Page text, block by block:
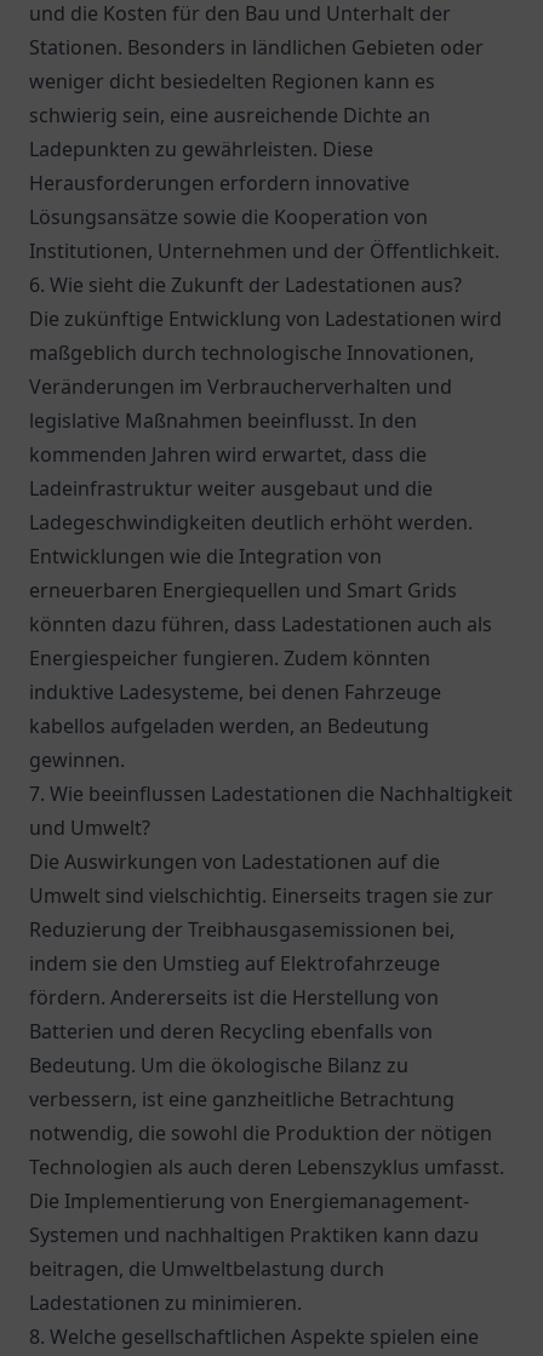
und die Kosten für den Bau und Unterhalt der
Stationen. Besonders in ländlichen Gebieten oder
weniger dicht besiedelten Regionen kann es
schwierig sein, eine ausreichende Dichte an
Ladepunkten zu gewährleisten. Diese
Herausforderungen erfordern innovative
Lösungsansätze sowie die Kooperation von
Institutionen, Unternehmen und der Öffentlichkeit.
6. Wie sieht die Zukunft der Ladestationen aus?
Die zukünftige Entwicklung von Ladestationen wird
maßgeblich durch technologische Innovationen,
Veränderungen im Verbraucherverhalten und
legislative Maßnahmen beeinflusst. In den
kommenden Jahren wird erwartet, dass die
Ladeinfrastruktur weiter ausgebaut und die
Ladegeschwindigkeiten deutlich erhöht werden.
Entwicklungen wie die Integration von
erneuerbaren Energiequellen und Smart Grids
könnten dazu führen, dass Ladestationen auch als
Energiespeicher fungieren. Zudem könnten
induktive Ladesysteme, bei denen Fahrzeuge
kabellos aufgeladen werden, an Bedeutung
gewinnen.
7. Wie beeinflussen Ladestationen die Nachhaltigkeit
und Umwelt?
Die Auswirkungen von Ladestationen auf die
Umwelt sind vielschichtig. Einerseits tragen sie zur
Reduzierung der Treibhausgasemissionen bei,
indem sie den Umstieg auf Elektrofahrzeuge
fördern. Andererseits ist die Herstellung von
Batterien und deren Recycling ebenfalls von
Bedeutung. Um die ökologische Bilanz zu
verbessern, ist eine ganzheitliche Betrachtung
notwendig, die sowohl die Produktion der nötigen
Technologien als auch deren Lebenszyklus umfasst.
Die Implementierung von Energiemanagement-
Systemen und nachhaltigen Praktiken kann dazu
beitragen, die Umweltbelastung durch
Ladestationen zu minimieren.
8. Welche gesellschaftlichen Aspekte spielen eine